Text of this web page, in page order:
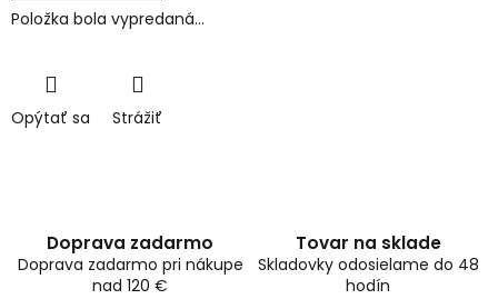
Položka bola vypredaná…
Opýtať sa Strážiť
Doprava zadarmo
Doprava zadarmo pri nákupe
nad 120 €
Tovar na sklade
Skladovky odosielame do 48
hodín